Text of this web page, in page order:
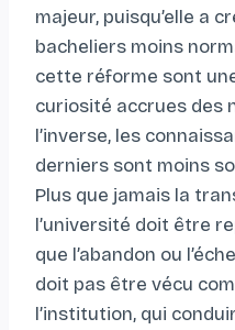
majeur, puisqu’elle a
bacheliers moins
cette réforme sont
curiosité accrues des
l’inverse, les
derniers sont moins
Plus que jamais la
l’université doit être
que l’abandon ou
doit pas être vécu
l’institution, qui